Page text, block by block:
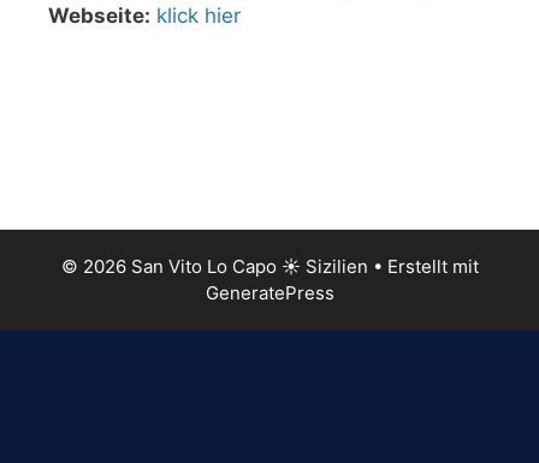
Webseite: klick hier
© 2026 San Vito Lo Capo ☀️ Sizilien • Erstellt mit
GeneratePress